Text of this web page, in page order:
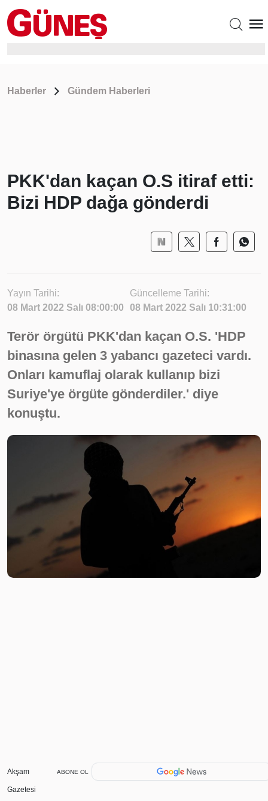
Haberler Gündem Haberleri
PKK'dan kaçan O.S itiraf etti:
Bizi HDP dağa gönderdi
Yayın Tarihi:
08 Mart 2022 Salı 08:00:00
Güncelleme Tarihi:
08 Mart 2022 Salı 10:31:00
Terör örgütü PKK'dan kaçan O.S. 'HDP
binasına gelen 3 yabancı gazeteci vardı.
Onları kamuflaj olarak kullanıp bizi
Suriye'ye örgüte gönderdiler.' diye
konuştu.
Akşam
Gazetesi
ABONE OL